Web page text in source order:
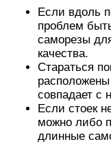
Если вдоль
проблем
саморезы
качества.
Стараться
совпадает с
Если стоек
можно либо
длинные